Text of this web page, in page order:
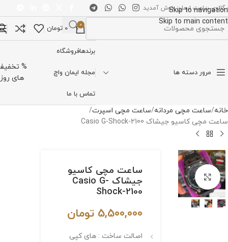
Skip to navigation
Skip to main content
گالری ساعت ایمان خوش آمدید
0
0 تومان
مرور دسته ها
برندهافروشگاه
مجله ایمان واچ
تماس با ما
%
های روز
خانه ساعت مچی مردانه ساعت مچی اسپرت
ساعت مچی کاسیو جیشاک Casio G-Shock-2100
برای بزرگنمایی کلیک کنیدساعت مچی کاسیو
جیشاک Casio G-
Shock-2100
5,500,000 تومان
اصالت ساخت : های کپی